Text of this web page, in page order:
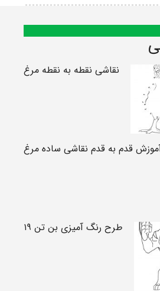
نقاشی نقطه به نقطه مرغ
قدم به قدم نقاشی ساده مرغ
طرح رنگ آمیزی بن تن ۱۹